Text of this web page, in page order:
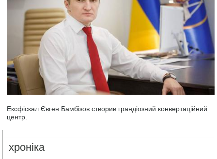
Ексфіскал Євген Бамбізов створив грандіозний конвертаційний
центр.
хроніка